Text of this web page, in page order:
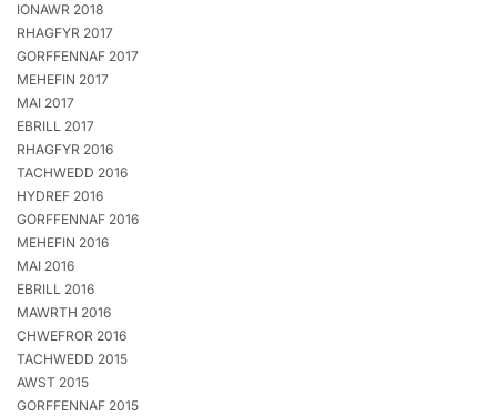
IONAWR 2018
RHAGFYR 2017
GORFFENNAF 2017
MEHEFIN 2017
MAI 2017
EBRILL 2017
RHAGFYR 2016
TACHWEDD 2016
HYDREF 2016
GORFFENNAF 2016
MEHEFIN 2016
MAI 2016
EBRILL 2016
MAWRTH 2016
CHWEFROR 2016
TACHWEDD 2015
AWST 2015
GORFFENNAF 2015